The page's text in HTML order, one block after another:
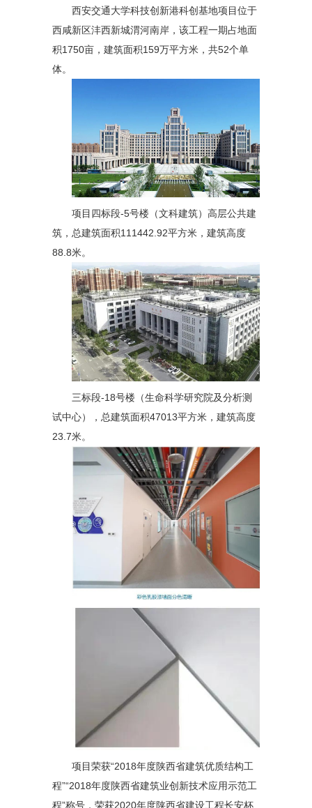
西安交通大学科技创新港科创基地项目位于
西咸新区沣西新城渭河南岸，该工程一期占地面
积1750亩，建筑面积159万平方米，共52个单
体。
项目四标段-5号楼（文科建筑）高层公共建
筑，总建筑面积111442.92平方米，建筑高度
88.8米。
三标段-18号楼（生命科学研究院及分析测
试中心），总建筑面积47013平方米，建筑高度
23.7米。
项目荣获“2018年度陕西省建筑优质结构工
程”“2018年度陕西省建筑业创新技术应用示范工
程”称号，荣获2020年度陕西省建设工程长安杯